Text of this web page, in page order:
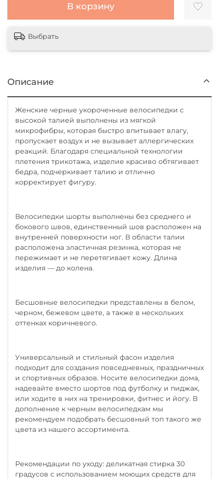
В корзину
Выбрать
Описание
Женские черные укороченные велосипедки с
высокой талией выполнены из мягкой
микрофибры, которая быстро впитывает влагу,
пропускает воздух и не вызывает аллергических
реакций. Благодаря специальной технологии
плетения трикотажа, изделие красиво обтягивает
бедра, подчеркивает талию и отлично
корректирует фигуру.
Велосипедки шорты выполнены без среднего и
бокового швов, единственный шов расположен на
внутренней поверхности ног. В области талии
расположена эластичная резинка, которая не
пережимает и не перетягивает кожу. Длина
изделия — до колена.
Бесшовные велосипедки представлены в белом,
черном, бежевом цвете, а также в нескольких
оттенках коричневого.
Универсальный и стильный фасон изделия
подходит для создания повседневных, праздничных
и спортивных образов. Носите велосипедки дома,
надевайте вместо шортов под футболку и пиджак,
или ходите в них на тренировки, фитнес и йогу. В
дополнение к черным велосипедкам мы
рекомендуем подобрать бесшовный топ такого же
цвета из нашего ассортимента.
Рекомендации по уходу: деликатная стирка 30
градусов с использованием моющих средств для